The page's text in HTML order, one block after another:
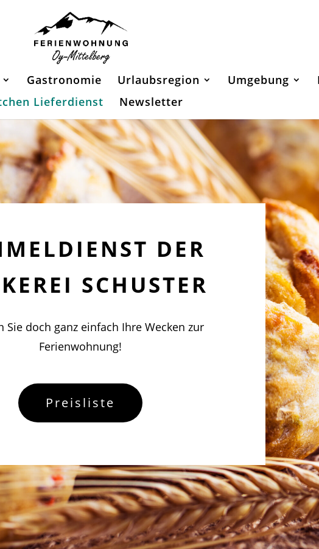
Gastronomie Urlaubsregion Umgebung
Lieferdienst
Newsletter
DER
SCHUSTER
Sie doch ganz einfach Ihre Wecken zur
Ferienwohnung!
Preisliste